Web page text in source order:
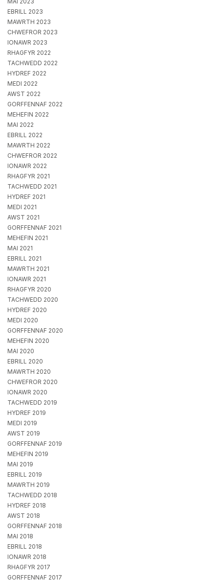
EBRILL 2023
MAWRTH 2023
CHWEFROR 2023
IONAWR 2023
RHAGFYR 2022
TACHWEDD 2022
HYDREF 2022
MEDI 2022
AWST 2022
GORFFENNAF 2022
MEHEFIN 2022
MAI 2022
EBRILL 2022
MAWRTH 2022
CHWEFROR 2022
IONAWR 2022
RHAGFYR 2021
TACHWEDD 2021
HYDREF 2021
MEDI 2021
AWST 2021
GORFFENNAF 2021
MEHEFIN 2021
MAI 2021
EBRILL 2021
MAWRTH 2021
IONAWR 2021
RHAGFYR 2020
TACHWEDD 2020
HYDREF 2020
MEDI 2020
GORFFENNAF 2020
MEHEFIN 2020
MAI 2020
EBRILL 2020
MAWRTH 2020
CHWEFROR 2020
IONAWR 2020
TACHWEDD 2019
HYDREF 2019
MEDI 2019
AWST 2019
GORFFENNAF 2019
MEHEFIN 2019
MAI 2019
EBRILL 2019
MAWRTH 2019
TACHWEDD 2018
HYDREF 2018
AWST 2018
GORFFENNAF 2018
MAI 2018
EBRILL 2018
IONAWR 2018
RHAGFYR 2017
GORFFENNAF 2017